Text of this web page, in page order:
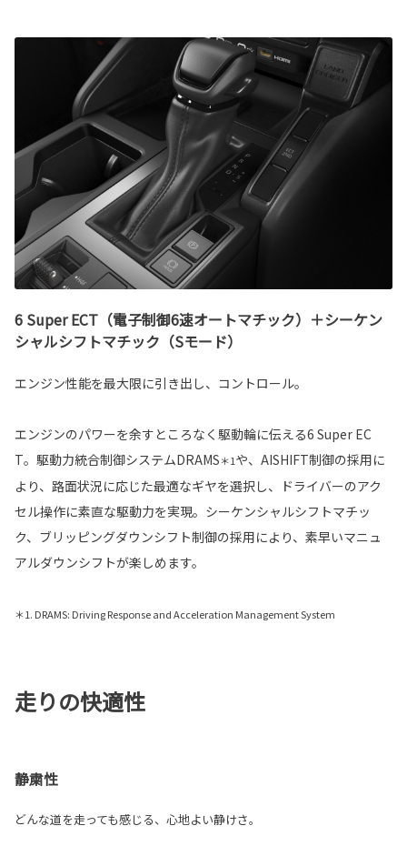
6 Super ECT（電子制御6速オートマチック）＋シーケン
シャルシフトマチック（Sモード）
エンジン性能を最大限に引き出し、コントロール。
エンジンのパワーを余すところなく駆動輪に伝える6 Super EC
T。駆動力統合制御システムDRAMS＊1や、AISHIFT制御の採用に
より、路面状況に応じた最適なギヤを選択し、ドライバーのアク
セル操作に素直な駆動力を実現。シーケンシャルシフトマチッ
ク、ブリッピングダウンシフト制御の採用により、素早いマニュ
アルダウンシフトが楽しめます。
＊1. DRAMS: Driving Response and Acceleration Management System
走りの快適性
静粛性
どんな道を走っても感じる、心地よい静けさ。